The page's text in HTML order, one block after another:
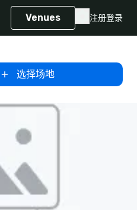
Venues 注册登录
选择场地